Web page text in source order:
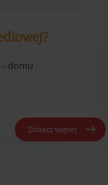
- domu
Zobacz więcej